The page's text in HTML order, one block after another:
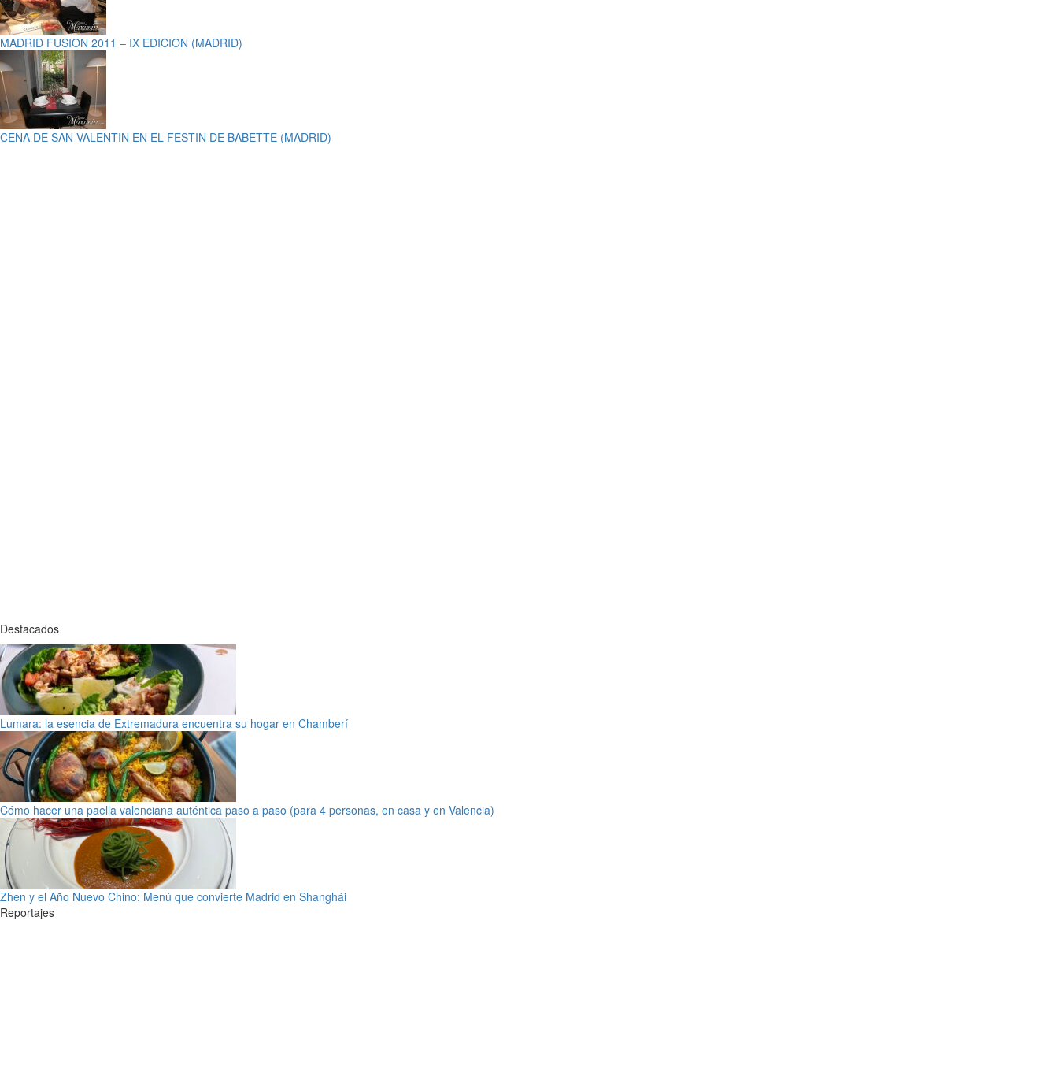
MADRID FUSION 2011 – IX EDICION (MADRID)
CENA DE SAN VALENTIN EN EL FESTIN DE BABETTE (MADRID)
Destacados
Lumara: la esencia de Extremadura encuentra su hogar en Chamberí
Cómo hacer una paella valenciana auténtica paso a paso (para 4 personas, en casa y en Valencia)
Zhen y el Año Nuevo Chino: Menú que convierte Madrid en Shanghái
Reportajes